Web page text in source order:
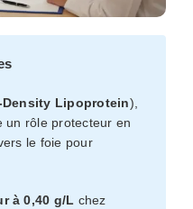
Density Lipoprotein),
un rôle protecteur en
le foie pour
à 0,40 g/L chez